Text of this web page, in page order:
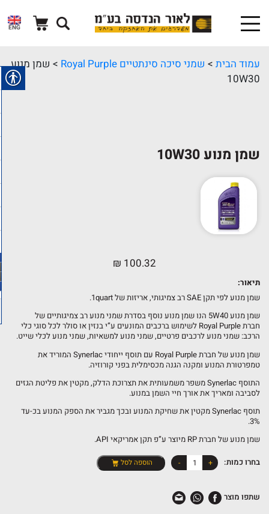
ENG
עמוד הבית > שמני סיכה סינתטיים Royal Purple
> שמן מנוע
10W30
שמן מנוע 10W30
₪ 100.32
תיאור:
שמן מנוע לפי תקן SAE רב צמיגותי, אריזות של 1quart.
שמן מנוע 5W40 הנו שמן מנוע נוסף בסדרת שמני מנוע רב צמיגותיים של
חברתRoyal Purple לשימוש ברכבים המונעים ע”י בנזין או סולר לכל סוגי כלי
הרכב: שמני מנוע לרכבים פרטיים, שמני מנוע למשאיות, שמני מנוע לכלי שייט.
שמן מנוע של חברתRoyal Purple
עם תוסף ייחודי Synerlac המוריד את
טמפרטורת המנוע ומקנה הגנה מכסימלית בפני קורוזיה.
התוסף Synerlac משפר משמעותית את תצרוכת הדלק, מקטין את פליטת הגזים
לסביבה ומאריך את אורך חיי השמן במנוע.
תוסף Synerlac מקטין את שחיקת המנוע ובכך מגביר את הספק המנוע בכ-עד
3%.
שמן מנוע של חברת RP מיוצר ע”פ תקן אמריקאי API.
בחרו כמות:
+
כמות
שמן
מנוע
- הוספה לסל
שתפו מוצר